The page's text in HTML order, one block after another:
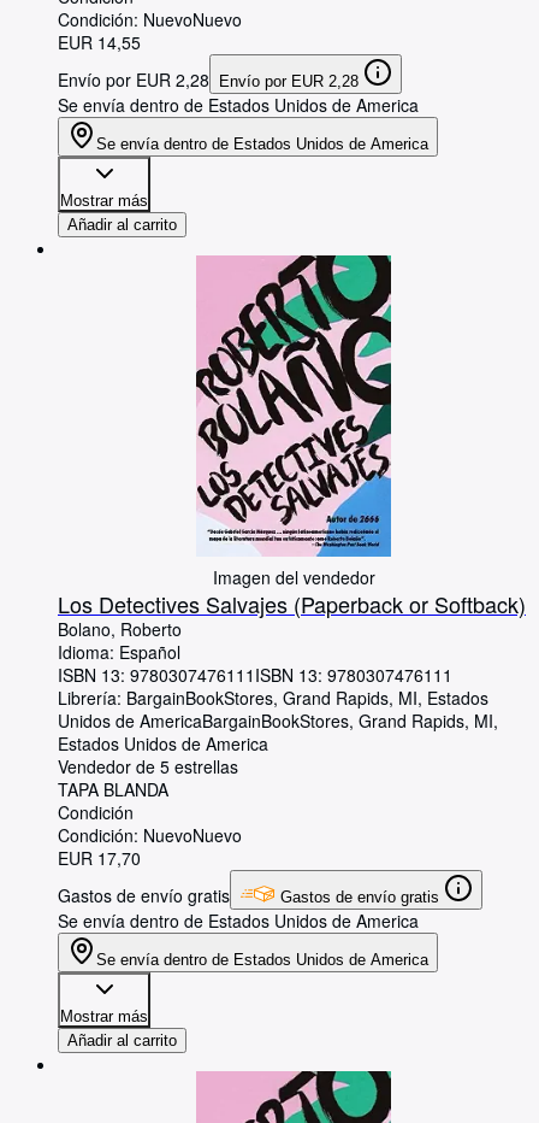
Condición: NuevoNuevo
EUR 14,55
Envío por EUR 2,28
Envío por EUR 2,28
Se envía dentro de Estados Unidos de America
Se envía dentro de Estados Unidos de America
Mostrar más
Añadir al carrito
Imagen del vendedor
Los Detectives Salvajes (Paperback or Softback)
Bolano, Roberto
Idioma: Español
ISBN 13: 9780307476111 ISBN 13: 9780307476111
Librería: BargainBookStores, Grand Rapids, MI, Estados
Unidos de AmericaBargainBookStores, Grand Rapids, MI,
Estados Unidos de America
Vendedor de 5 estrellas
TAPA BLANDA
Condición
Condición: NuevoNuevo
EUR 17,70
Gastos de envío gratis
Gastos de envío gratis
Se envía dentro de Estados Unidos de America
Se envía dentro de Estados Unidos de America
Mostrar más
Añadir al carrito